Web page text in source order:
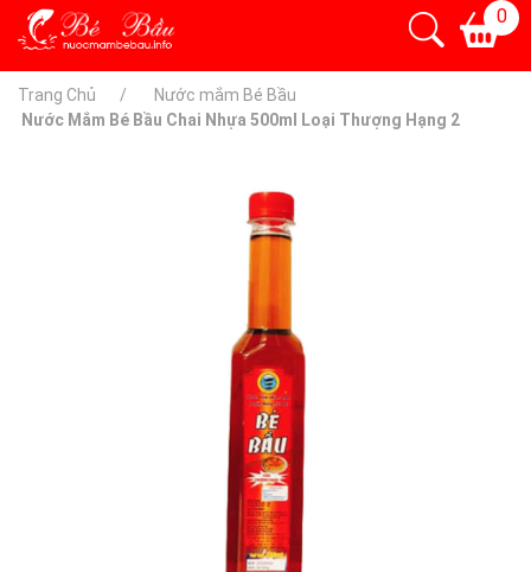
0
Trang Chủ
Nước mắm Bé Bầu
Nước Mắm Bé Bầu Chai Nhựa 500ml Loại Thượng Hạng 2